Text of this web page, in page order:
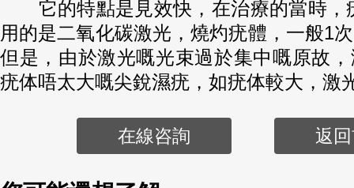
它的特點是見效快，在治療的當時，
用的是二氧化碳激光，燒灼疣體，一般1
但是，由於激光嘅光束過於集中嘅原故
疣体唔太大嘅尖銳濕疣，如疣体較大，激
在線咨詢 返